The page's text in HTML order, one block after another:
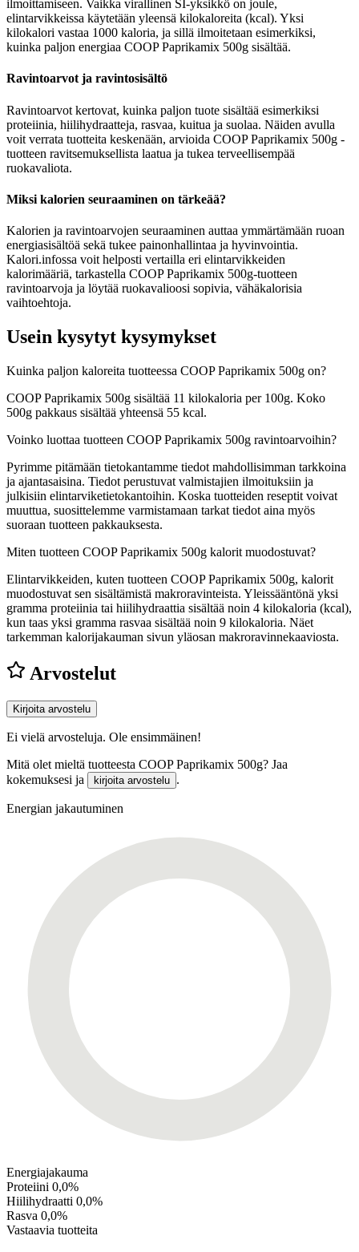
ilmoittamiseen. Vaikka virallinen SI-yksikkö on joule,
elintarvikkeissa käytetään yleensä kilokaloreita (kcal). Yksi
kilokalori vastaa 1000 kaloria, ja sillä ilmoitetaan esimerkiksi,
kuinka paljon energiaa COOP Paprikamix 500g sisältää.
Ravintoarvot ja ravintosisältö
Ravintoarvot kertovat, kuinka paljon tuote sisältää esimerkiksi
proteiinia, hiilihydraatteja, rasvaa, kuitua ja suolaa. Näiden avulla
voit verrata tuotteita keskenään, arvioida COOP Paprikamix 500g -
tuotteen ravitsemuksellista laatua ja tukea terveellisempää
ruokavaliota.
Miksi kalorien seuraaminen on tärkeää?
Kalorien ja ravintoarvojen seuraaminen auttaa ymmärtämään ruoan
energiasisältöä sekä tukee painonhallintaa ja hyvinvointia.
Kalori.infossa voit helposti vertailla eri elintarvikkeiden
kalorimääriä, tarkastella COOP Paprikamix 500g-tuotteen
ravintoarvoja ja löytää ruokavalioosi sopivia, vähäkalorisia
vaihtoehtoja.
Usein kysytyt kysymykset
Kuinka paljon kaloreita tuotteessa COOP Paprikamix 500g on?
COOP Paprikamix 500g sisältää 11 kilokaloria per 100g. Koko
500g pakkaus sisältää yhteensä 55 kcal.
Voinko luottaa tuotteen COOP Paprikamix 500g ravintoarvoihin?
Pyrimme pitämään tietokantamme tiedot mahdollisimman tarkkoina
ja ajantasaisina. Tiedot perustuvat valmistajien ilmoituksiin ja
julkisiin elintarviketietokantoihin. Koska tuotteiden reseptit voivat
muuttua, suosittelemme varmistamaan tarkat tiedot aina myös
suoraan tuotteen pakkauksesta.
Miten tuotteen COOP Paprikamix 500g kalorit muodostuvat?
Elintarvikkeiden, kuten tuotteen COOP Paprikamix 500g, kalorit
muodostuvat sen sisältämistä makroravinteista. Yleissääntönä yksi
gramma proteiinia tai hiilihydraattia sisältää noin 4 kilokaloria (kcal),
kun taas yksi gramma rasvaa sisältää noin 9 kilokaloria. Näet
tarkemman kalorijakauman sivun yläosan makroravinnekaaviosta.
Arvostelut
Kirjoita arvostelu
Ei vielä arvosteluja. Ole ensimmäinen!
Mitä olet mieltä tuotteesta COOP Paprikamix 500g? Jaa
kokemuksesi ja
kirjoita arvostelu .
Energian jakautuminen
Energiajakauma
Proteiini 0,0%
Hiilihydraatti 0,0%
Rasva 0,0%
Vastaavia tuotteita